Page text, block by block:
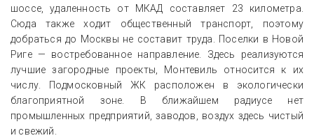
шоссе, удаленность от МКАД составляет 23 километра.
Сюда также ходит общественный транспорт, поэтому
добраться до Москвы не составит труда. Поселки в Новой
Риге — востребованное направление. Здесь реализуются
лучшие загородные проекты, Монтевиль относится к их
числу. Подмосковный ЖК расположен в экологически
благоприятной зоне. В ближайшем радиусе нет
промышленных предприятий, заводов, воздух здесь чистый
и свежий.